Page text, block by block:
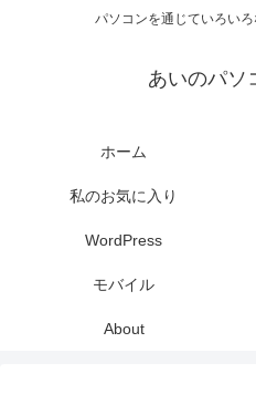
パソコンを通じていろい
あいのパソ
ホーム
私のお気に入り
WordPress
モバイル
About